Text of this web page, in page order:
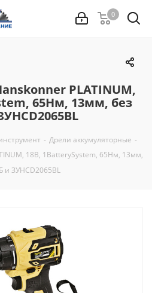
0
PLATINUM,
65Нм, 13мм, без
- Дрели аккумуляторные -
18В, 1BatterySystem, 65Нм, 13мм,
и ЗУHCD2065BL